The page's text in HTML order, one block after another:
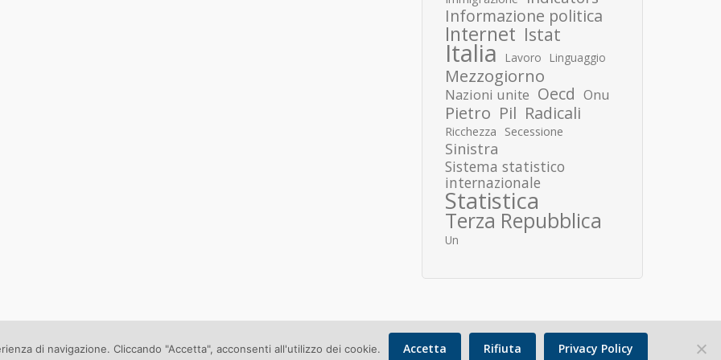
Informazione politica
Internet Istat
Italia Lavoro Linguaggio
Mezzogiorno
Nazioni unite Oecd Onu
Pietro Pil Radicali
Ricchezza Secessione
Sinistra
Sistema statistico
internazionale
Statistica
Terza Repubblica
Un
Copyright © 2026 Donato Speroni |Privacy Policy
di navigazione. Cliccando "Accetta", acconsenti all'utilizzo dei cookie. Accetta Rifiuta Privacy Policy